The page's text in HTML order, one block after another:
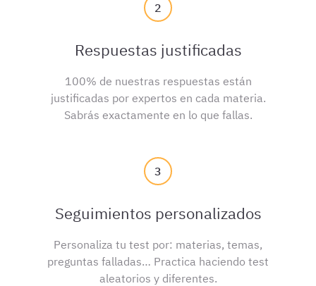
2
Respuestas justificadas
100% de nuestras respuestas están
justificadas por expertos en cada materia.
Sabrás exactamente en lo que fallas.
3
Seguimientos personalizados
Personaliza tu test por: materias, temas,
preguntas falladas… Practica haciendo test
aleatorios y diferentes.